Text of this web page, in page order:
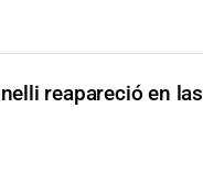
reapareció en las